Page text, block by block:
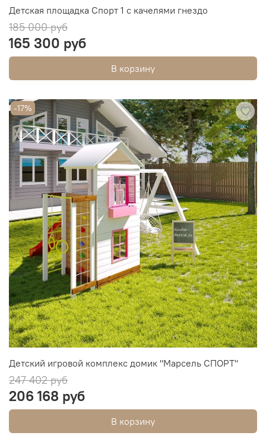
Детская площадка Спорт 1 с качелями гнездо
185 000 руб
165 300 руб
В корзину
-17%
Детский игровой комплекс домик "Марсель СПОРТ"
247 402 руб
206 168 руб
В корзину